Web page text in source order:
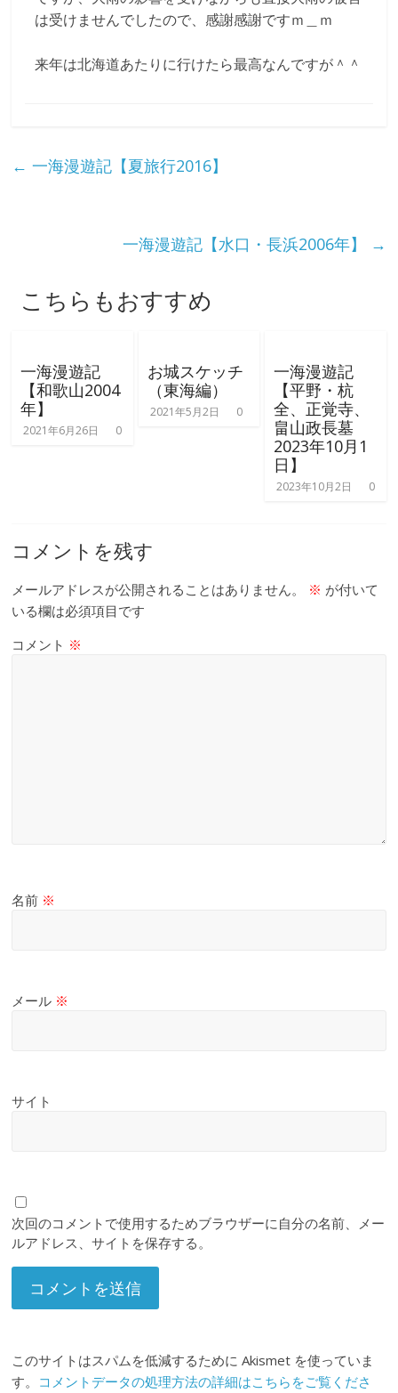
は受けませんでしたので、感謝感謝ですｍ＿ｍ
来年は北海道あたりに行けたら最高なんですが＾＾
← 一海漫遊記【夏旅行2016】
一海漫遊記【水口・長浜2006年】 →
こちらもおすすめ
一海漫遊記
【和歌山2004
年】
2021年6月26日 0
お城スケッチ
（東海編）
2021年5月2日 0
一海漫遊記
【平野・杭
全、正覚寺、
畠山政長墓
2023年10月1
日】
2023年10月2日 0
コメントを残す
メールアドレスが公開されることはありません。 ※ が付いて
いる欄は必須項目です
コメント ※
名前 ※
メール ※
サイト
次回のコメントで使用するためブラウザーに自分の名前、メー
ルアドレス、サイトを保存する。
このサイトはスパムを低減するために Akismet を使っていま
す。 コメントデータの処理方法の詳細はこちらをご覧くださ